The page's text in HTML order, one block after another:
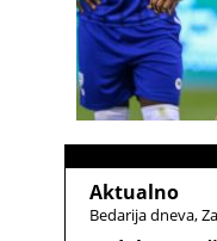
Aktualno
Bedarija dneva